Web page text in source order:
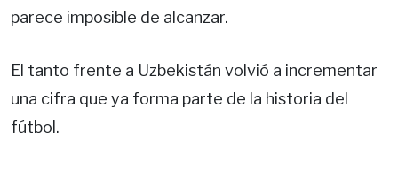
parece imposible de alcanzar.
El tanto frente a Uzbekistán volvió a incrementar
una cifra que ya forma parte de la historia del
fútbol.